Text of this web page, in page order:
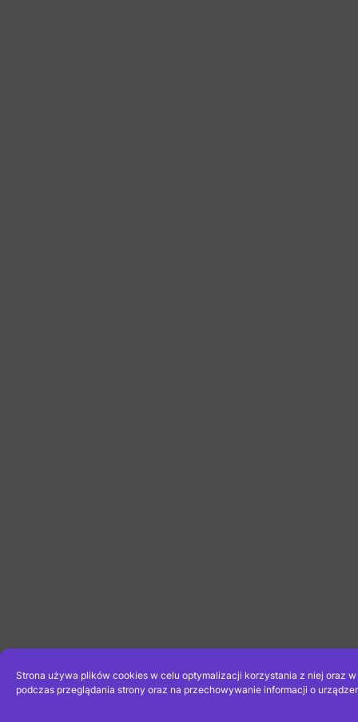
Strona używa plików cookies w celu optymalizacji korzystania z niej oraz
podczas przeglądania strony oraz na przechowywanie informacji o